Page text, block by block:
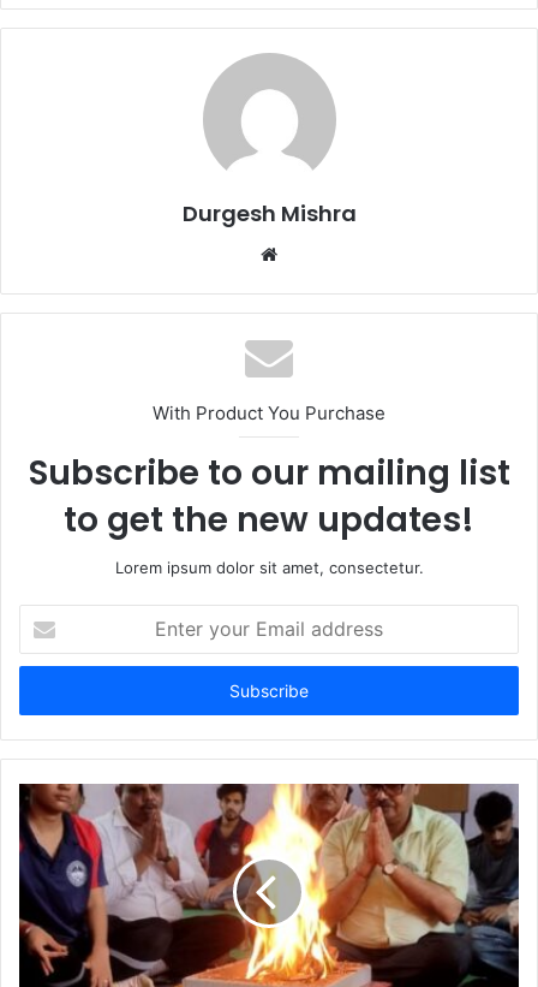
Durgesh Mishra
Website
With Product You Purchase
Subscribe to our mailing list
to get the new updates!
Lorem ipsum dolor sit amet, consectetur.
your
Email